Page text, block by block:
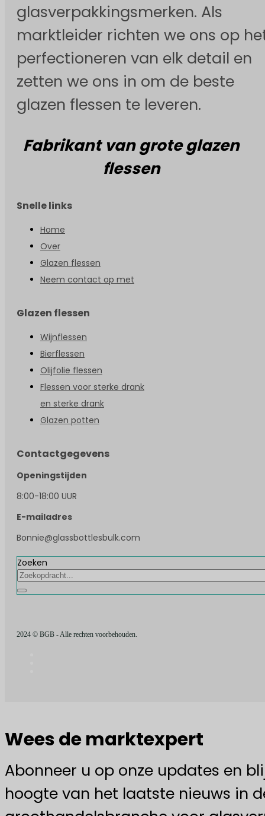
glasverpakkingsmerken. Als
marktleider richten we ons op
perfectioneren van elk detail en
zetten we ons in om de beste
glazen flessen te leveren.
Fabrikant van grote glazen
flessen
Snelle links
Home
Over
Glazen flessen
Neem contact op met
Glazen flessen
Wijnflessen
Bierflessen
Olijfolie flessen
Flessen voor sterke drank
en sterke drank
Glazen potten
Contactgegevens
Openingstijden
8:00-18:00 UUR
E-mailadres
Bonnie@glassbottlesbulk.com
Zoeken
2024 © BGB - Alle rechten voorbehouden.
Wees de marktexpert
Abonneer u op onze updates en
hoogte van het laatste nieuws in